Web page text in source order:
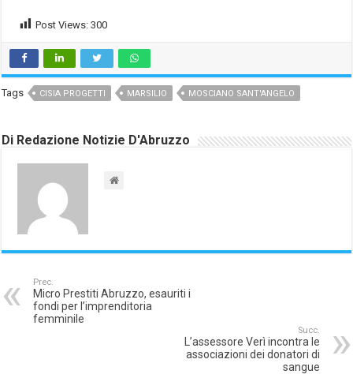
Post Views: 300
Tags CISIA PROGETTI MARSILIO MOSCIANO SANT'ANGELO
Di Redazione Notizie D'Abruzzo
Prec.
Micro Prestiti Abruzzo, esauriti i
fondi per l’imprenditoria
femminile
Succ.
L’assessore Verì incontra le
associazioni dei donatori di
sangue